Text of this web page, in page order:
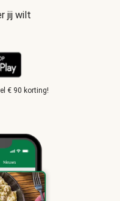
jij wilt
€ 90 korting!